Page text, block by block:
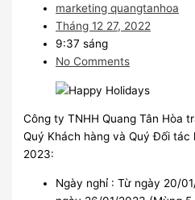
marketing quangtanhoa
Tháng 12 27, 2022
9:37 sáng
No Comments
Công ty TNHH Quang Tân Hòa
Quý Khách hàng và Quý Đối tác
2023:
Ngày nghỉ : Từ ngày 20/